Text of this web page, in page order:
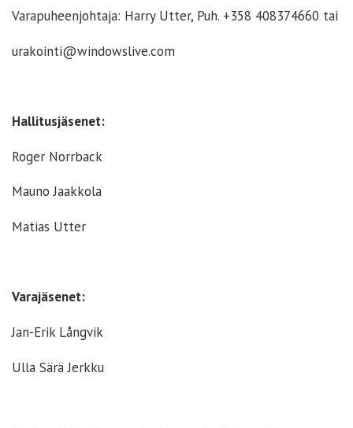
Varapuheenjohtaja: Harry Utter, Puh. +358 408374660 tai
urakointi@windowslive.com
Hallitusjäsenet:
Roger Norrback
Mauno Jaakkola
Matias Utter
Varajäsenet:
Jan-Erik Långvik
Ulla Särä Jerkku